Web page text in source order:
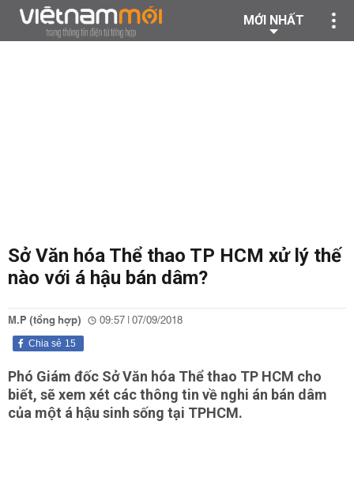
MỚI NHẤT
Sở Văn hóa Thể thao TP HCM xử lý thế
nào với á hậu bán dâm?
M.P (tổng hợp) 09:57 | 07/09/2018
15
Chia sẻ
Phó Giám đốc Sở Văn hóa Thể thao TP HCM cho
biết, sẽ xem xét các thông tin về nghi án bán dâm
của một á hậu sinh sống tại TPHCM.